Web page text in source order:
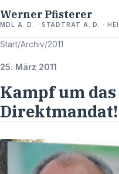
Werner Pfisterer
MDL A. D. · STADTRAT A. D. ·
Start/Archiv/2011
25. März 2011
Kampf um
Direktmandat!